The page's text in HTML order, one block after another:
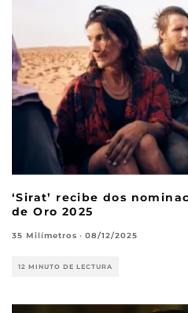
‘Sirat’ recibe dos
de Oro 2025
35 Milímetros · 08/12/2025
12 MINUTO DE LECTURA